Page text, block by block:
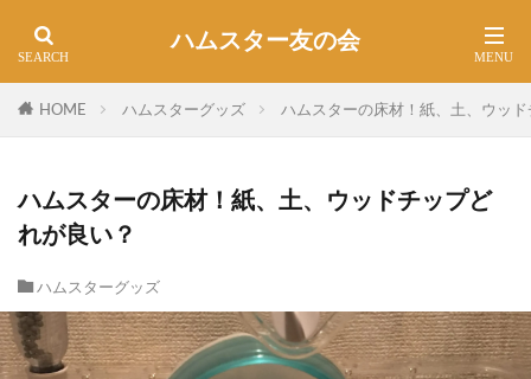
ハムスター友の会
HOME ハムスターグッズ ハムスターの床材！紙、土、ウッ
ハムスターの床材！紙、土、ウッドチップど
れが良い？
ハムスターグッズ